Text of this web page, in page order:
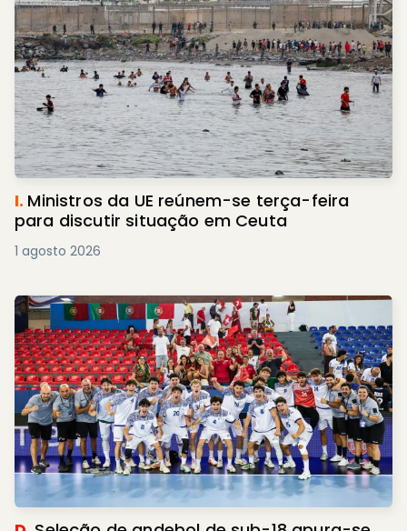
I. Ministros da UE reúnem-se terça-feira
para discutir situação em Ceuta
1 agosto 2026